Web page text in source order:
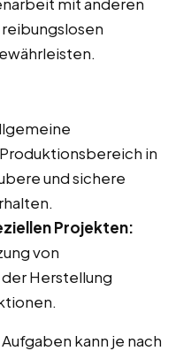
in
und sichere
Projekten:
von
Herstellung
kann je nach